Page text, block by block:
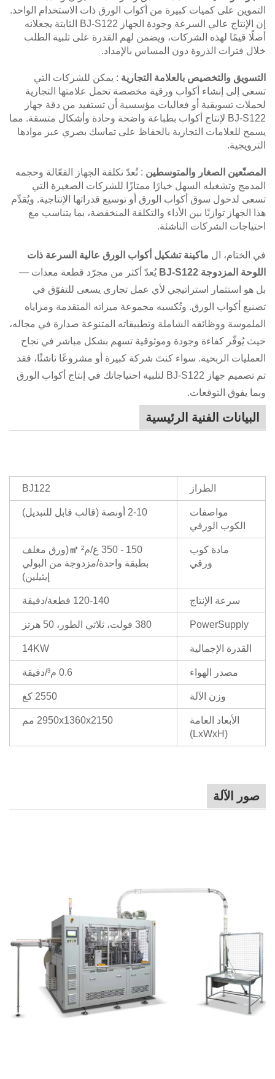
التموين على كميات كبيرة من أكواب الورق ذات الاستخدام الواحد.
إن الإنتاج عالي السرعة وجودة الجهاز BJ-S122 الثابتة يجعلانه
أصلًا قيمًا لهذه الشركات، ويضمن لهم القدرة على تلبية الطلب
خلال فترات الذروة دون المساس بالإمداد.
التسويق والتخصيص بالعلامة التجارية : يمكن للشركات التي
تسعى إلى إنشاء أكواب ورقية مخصصة تحمل علامتها التجارية
لحملات تسويقية أو فعاليات مؤسسية أن تستفيد من دقة جهاز
BJ-S122 لإنتاج أكواب بطباعة واضحة وحادة وأشكال متسقة. مما
يسمح للعلامات التجارية بالحفاظ على تماسك بصري عبر موادها
الترويجية.
المصنّعين الصغار والمتوسطين : تُعدّ تكلفة الجهاز الفعّالة وحجمه
المدمج وتشغيله السهل خيارًا ممتازًا للشركات الصغيرة التي
تسعى لدخول سوق أكواب الورق أو توسيع قدراتها الإنتاجية. ويُقدِّم
هذا الجهاز توازنًا بين الأداء والتكلفة المنخفضة، بما يتناسب مع
احتياجات الشركات الناشئة.
في الختام، ال ماكينة تشكيل أكواب الورق عالية السرعة ذات
اللوحة المزدوجة BJ-S122
يُعدّ أكثر من مجرّد قطعة معدات —
بل هو استثمار استراتيجي لأي عمل تجاري يسعى للتفوّق في
تصنيع أكواب الورق. وتُكسبه مجموعة ميزاته المتقدمة ومزاياه
الملموسة ووظائفه الشاملة وتطبيقاته المتنوعة صدارة في مجاله،
حيث يُوفّر كفاءة وجودة وموثوقية تسهم بشكل مباشر في نجاح
العمليات الربحية. سواء كنتَ شركة كبيرة أو مشروعًا ناشئًا، فقد
تم تصميم جهاز BJ-S122 لتلبية احتياجاتك في إنتاج أكواب الورق
وبما يفوق التوقعات.
البيانات الفنية الرئيسية
الطراز BJ122
مواصفات
الكوب الورقي
2-10 أونصة (قالب قابل للتبديل)
مادة كوب
ورقي
150 - 350 غ/م² ㎡(ورق مغلف
بطبقة واحدة/مزدوجة من البولي
إيثيلين)
سرعة الإنتاج 120-140 قطعة/دقيقة
PowerSupply 380 فولت، ثلاثي الطور، 50 هرتز
القدرة الإجمالية 14KW
مصدر الهواء 0.6 م³/دقيقة
وزن الآلة 2550 كغ
الأبعاد العامة
(LxWxH)
2950x1360x2150 مم
صور الآلة